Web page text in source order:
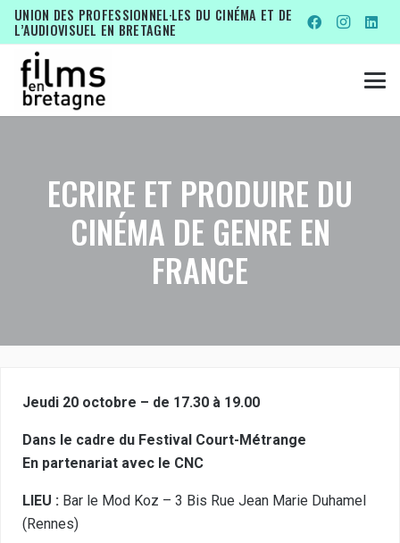
UNION DES PROFESSIONNEL·LES DU CINÉMA ET DE
L’AUDIOVISUEL EN BRETAGNE
ECRIRE ET PRODUIRE DU
CINÉMA DE GENRE EN
FRANCE
Jeudi 20 octobre – de 17.30 à 19.00
Dans le cadre du Festival Court-Métrange
En partenariat avec le CNC
LIEU : Bar le Mod Koz – 3 Bis Rue Jean Marie Duhamel
(Rennes)